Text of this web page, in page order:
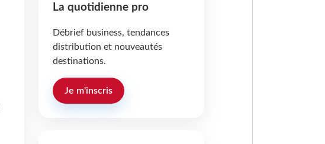
La quotidienne pro
Débrief business, tendances
distribution et nouveautés
destinations.
Je m'inscris